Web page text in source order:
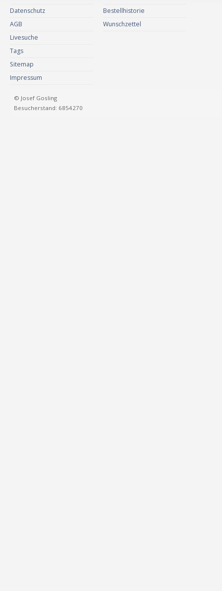
Datenschutz
AGB
Livesuche
Tags
Sitemap
Impressum
Bestellhistorie
Wunschzettel
© Josef Gosling
Besucherstand: 6854270